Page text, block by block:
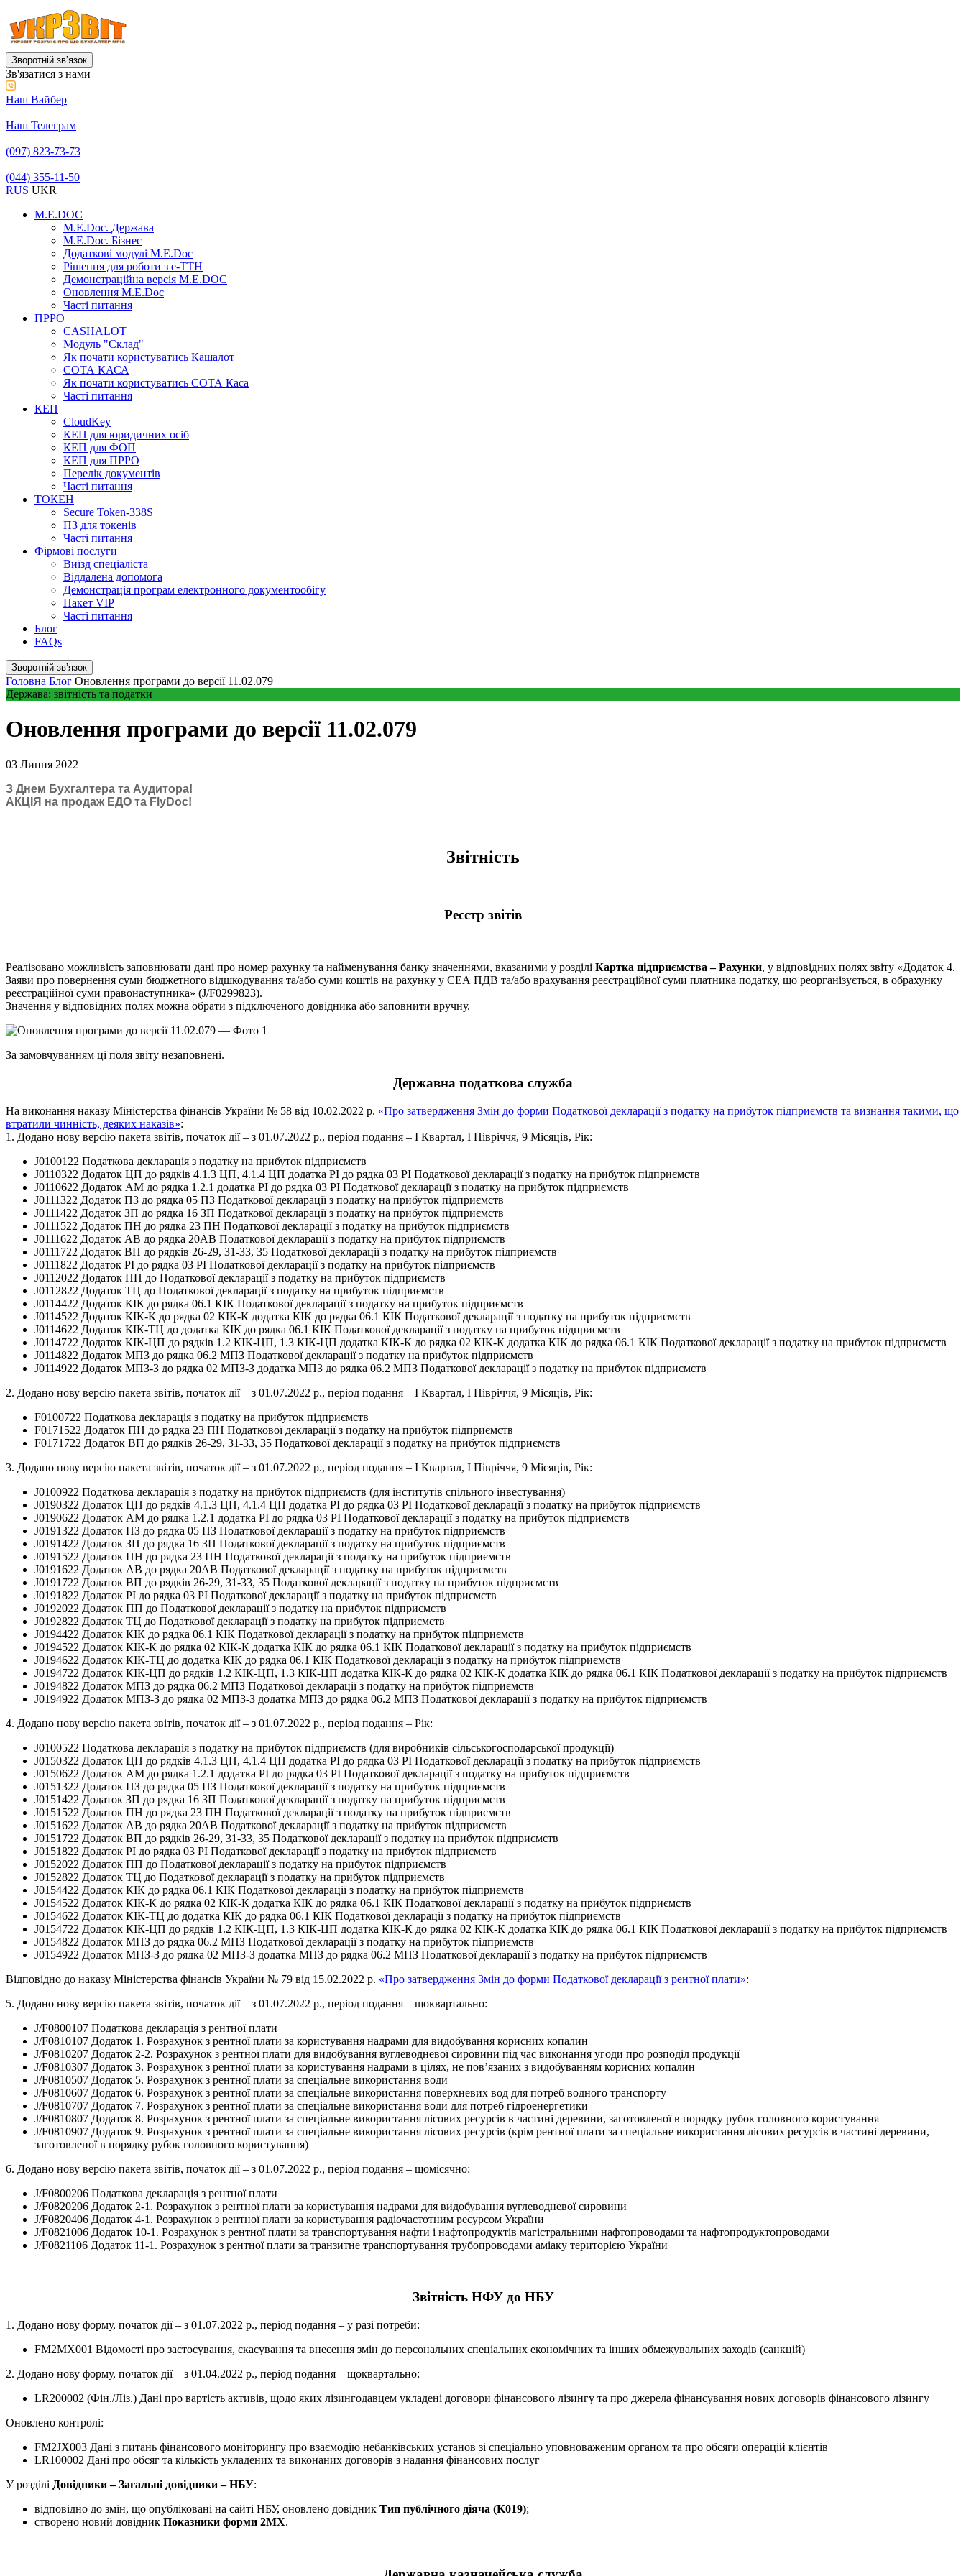
Зворотній звʼязок
Зв'язатися з нами
Наш Вайбер
Наш Телеграм
(097) 823-73-73
(044) 355-11-50
RUS UKR
M.E.DOC
M.E.Doc. Держава
M.E.Doc. Бізнес
Додаткові модулі M.E.Doc
Рішення для роботи з е-ТТН
Демонстраційна версія M.E.DOC
Оновлення M.E.Doc
Часті питання
ПРРО
CASHALOT
Модуль "Склад"
Як почати користуватись Кашалот
СОТА КАСА
Як почати користуватись СОТА Каса
Часті питання
КЕП
CloudKey
КЕП для юридичних осіб
КЕП для ФОП
КЕП для ПРРО
Перелік документів
Часті питання
ТОКЕН
Secure Token-338S
ПЗ для токенів
Часті питання
Фірмові послуги
Виїзд спеціаліста
Віддалена допомога
Демонстрація програм електронного документообігу
Пакет VIP
Часті питання
Блог
FAQs
Зворотній звʼязок
Головна Блог Оновлення програми до версії 11.02.079
Держава: звітність та податки
Оновлення програми до версії 11.02.079
03 Липня 2022
З Днем Бухгалтера та Аудитора!
АКЦІЯ на продаж ЕДО та FlyDoc!
Звітність
Реєстр звітів
Реалізовано можливість заповнювати дані про номер рахунку та найменування банку значеннями, вказаними у розділі Картка підприємства – Рахунки, у відповідних полях звіту «Додаток 4.
Заяви про повернення суми бюджетного відшкодування та/або суми коштів на рахунку у СЕА ПДВ та/або врахування реєстраційної суми платника податку, що реорганізується, в обрахунку
реєстраційної суми правонаступника» (J/F0299823).
Значення у відповідних полях можна обрати з підключеного довідника або заповнити вручну.
За замовчуванням ці поля звіту незаповнені.
Державна податкова служба
На виконання наказу Міністерства фінансів України № 58 від 10.02.2022 р. «Про затвердження Змін до форми Податкової декларації з податку на прибуток підприємств та визнання такими, що
втратили чинність, деяких наказів»:
1. Додано нову версію пакета звітів, початок дії – з 01.07.2022 р., період подання – І Квартал, І Півріччя, 9 Місяців, Рік:
J0100122 Податкова декларація з податку на прибуток підприємств
J0110322 Додаток ЦП до рядків 4.1.3 ЦП, 4.1.4 ЦП додатка РІ до рядка 03 РІ Податкової декларації з податку на прибуток підприємств
J0110622 Додаток АМ до рядка 1.2.1 додатка РІ до рядка 03 РІ Податкової декларації з податку на прибуток підприємств
J0111322 Додаток ПЗ до рядка 05 ПЗ Податкової декларації з податку на прибуток підприємств
J0111422 Додаток ЗП до рядка 16 ЗП Податкової декларації з податку на прибуток підприємств
J0111522 Додаток ПН до рядка 23 ПН Податкової декларації з податку на прибуток підприємств
J0111622 Додаток АВ до рядка 20АВ Податкової декларації з податку на прибуток підприємств
J0111722 Додаток ВП до рядків 26-29, 31-33, 35 Податкової декларації з податку на прибуток підприємств
J0111822 Додаток РІ до рядка 03 РІ Податкової декларації з податку на прибуток підприємств
J0112022 Додаток ПП до Податкової декларації з податку на прибуток підприємств
J0112822 Додаток ТЦ до Податкової декларації з податку на прибуток підприємств
J0114422 Додаток КІК до рядка 06.1 КІК Податкової декларації з податку на прибуток підприємств
J0114522 Додаток КІК-К до рядка 02 КІК-К додатка КІК до рядка 06.1 КІК Податкової декларації з податку на прибуток підприємств
J0114622 Додаток КІК-ТЦ до додатка КІК до рядка 06.1 КІК Податкової декларації з податку на прибуток підприємств
J0114722 Додаток КІК-ЦП до рядків 1.2 КІК-ЦП, 1.3 КІК-ЦП додатка КІК-К до рядка 02 КІК-К додатка КІК до рядка 06.1 КІК Податкової декларації з податку на прибуток підприємств
J0114822 Додаток МПЗ до рядка 06.2 МПЗ Податкової декларації з податку на прибуток підприємств
J0114922 Додаток МПЗ-З до рядка 02 МПЗ-З додатка МПЗ до рядка 06.2 МПЗ Податкової декларації з податку на прибуток підприємств
2. Додано нову версію пакета звітів, початок дії – з 01.07.2022 р., період подання – І Квартал, І Півріччя, 9 Місяців, Рік:
F0100722 Податкова декларація з податку на прибуток підприємств
F0171522 Додаток ПН до рядка 23 ПН Податкової декларації з податку на прибуток підприємств
F0171722 Додаток ВП до рядків 26-29, 31-33, 35 Податкової декларації з податку на прибуток підприємств
3. Додано нову версію пакета звітів, початок дії – з 01.07.2022 р., період подання – І Квартал, І Півріччя, 9 Місяців, Рік:
J0100922 Податкова декларація з податку на прибуток підприємств (для інститутів спільного інвестування)
J0190322 Додаток ЦП до рядків 4.1.3 ЦП, 4.1.4 ЦП додатка РІ до рядка 03 РІ Податкової декларації з податку на прибуток підприємств
J0190622 Додаток АМ до рядка 1.2.1 додатка РІ до рядка 03 РІ Податкової декларації з податку на прибуток підприємств
J0191322 Додаток ПЗ до рядка 05 ПЗ Податкової декларації з податку на прибуток підприємств
J0191422 Додаток ЗП до рядка 16 ЗП Податкової декларації з податку на прибуток підприємств
J0191522 Додаток ПН до рядка 23 ПН Податкової декларації з податку на прибуток підприємств
J0191622 Додаток АВ до рядка 20АВ Податкової декларації з податку на прибуток підприємств
J0191722 Додаток ВП до рядків 26-29, 31-33, 35 Податкової декларації з податку на прибуток підприємств
J0191822 Додаток РІ до рядка 03 РІ Податкової декларації з податку на прибуток підприємств
J0192022 Додаток ПП до Податкової декларації з податку на прибуток підприємств
J0192822 Додаток ТЦ до Податкової декларації з податку на прибуток підприємств
J0194422 Додаток КІК до рядка 06.1 КІК Податкової декларації з податку на прибуток підприємств
J0194522 Додаток КІК-К до рядка 02 КІК-К додатка КІК до рядка 06.1 КІК Податкової декларації з податку на прибуток підприємств
J0194622 Додаток КІК-ТЦ до додатка КІК до рядка 06.1 КІК Податкової декларації з податку на прибуток підприємств
J0194722 Додаток КІК-ЦП до рядків 1.2 КІК-ЦП, 1.3 КІК-ЦП додатка КІК-К до рядка 02 КІК-К додатка КІК до рядка 06.1 КІК Податкової декларації з податку на прибуток підприємств
J0194822 Додаток МПЗ до рядка 06.2 МПЗ Податкової декларації з податку на прибуток підприємств
J0194922 Додаток МПЗ-З до рядка 02 МПЗ-З додатка МПЗ до рядка 06.2 МПЗ Податкової декларації з податку на прибуток підприємств
4. Додано нову версію пакета звітів, початок дії – з 01.07.2022 р., період подання – Рік:
J0100522 Податкова декларація з податку на прибуток підприємств (для виробників сільськогосподарської продукції)
J0150322 Додаток ЦП до рядків 4.1.3 ЦП, 4.1.4 ЦП додатка РІ до рядка 03 РІ Податкової декларації з податку на прибуток підприємств
J0150622 Додаток АМ до рядка 1.2.1 додатка РІ до рядка 03 РІ Податкової декларації з податку на прибуток підприємств
J0151322 Додаток ПЗ до рядка 05 ПЗ Податкової декларації з податку на прибуток підприємств
J0151422 Додаток ЗП до рядка 16 ЗП Податкової декларації з податку на прибуток підприємств
J0151522 Додаток ПН до рядка 23 ПН Податкової декларації з податку на прибуток підприємств
J0151622 Додаток АВ до рядка 20АВ Податкової декларації з податку на прибуток підприємств
J0151722 Додаток ВП до рядків 26-29, 31-33, 35 Податкової декларації з податку на прибуток підприємств
J0151822 Додаток РІ до рядка 03 РІ Податкової декларації з податку на прибуток підприємств
J0152022 Додаток ПП до Податкової декларації з податку на прибуток підприємств
J0152822 Додаток ТЦ до Податкової декларації з податку на прибуток підприємств
J0154422 Додаток КІК до рядка 06.1 КІК Податкової декларації з податку на прибуток підприємств
J0154522 Додаток КІК-К до рядка 02 КІК-К додатка КІК до рядка 06.1 КІК Податкової декларації з податку на прибуток підприємств
J0154622 Додаток КІК-ТЦ до додатка КІК до рядка 06.1 КІК Податкової декларації з податку на прибуток підприємств
J0154722 Додаток КІК-ЦП до рядків 1.2 КІК-ЦП, 1.3 КІК-ЦП додатка КІК-К до рядка 02 КІК-К додатка КІК до рядка 06.1 КІК Податкової декларації з податку на прибуток підприємств
J0154822 Додаток МПЗ до рядка 06.2 МПЗ Податкової декларації з податку на прибуток підприємств
J0154922 Додаток МПЗ-З до рядка 02 МПЗ-З додатка МПЗ до рядка 06.2 МПЗ Податкової декларації з податку на прибуток підприємств
Відповідно до наказу Міністерства фінансів України № 79 від 15.02.2022 р. «Про затвердження Змін до форми Податкової декларації з рентної плати»:
5. Додано нову версію пакета звітів, початок дії – з 01.07.2022 р., період подання – щоквартально:
J/F0800107 Податкова декларація з рентної плати
J/F0810107 Додаток 1. Розрахунок з рентної плати за користування надрами для видобування корисних копалин
J/F0810207 Додаток 2-2. Розрахунок з рентної плати для видобування вуглеводневої сировини під час виконання угоди про розподіл продукції
J/F0810307 Додаток 3. Розрахунок з рентної плати за користування надрами в цілях, не пов’язаних з видобуванням корисних копалин
J/F0810507 Додаток 5. Розрахунок з рентної плати за спеціальне використання води
J/F0810607 Додаток 6. Розрахунок з рентної плати за спеціальне використання поверхневих вод для потреб водного транспорту
J/F0810707 Додаток 7. Розрахунок з рентної плати за спеціальне використання води для потреб гідроенергетики
J/F0810807 Додаток 8. Розрахунок з рентної плати за спеціальне використання лісових ресурсів в частині деревини, заготовленої в порядку рубок головного користування
J/F0810907 Додаток 9. Розрахунок з рентної плати за спеціальне використання лісових ресурсів (крім рентної плати за спеціальне використання лісових ресурсів в частині деревини,
заготовленої в порядку рубок головного користування)
6. Додано нову версію пакета звітів, початок дії – з 01.07.2022 р., період подання – щомісячно:
J/F0800206 Податкова декларація з рентної плати
J/F0820206 Додаток 2-1. Розрахунок з рентної плати за користування надрами для видобування вуглеводневої сировини
J/F0820406 Додаток 4-1. Розрахунок з рентної плати за користування радіочастотним ресурсом України
J/F0821006 Додаток 10-1. Розрахунок з рентної плати за транспортування нафти і нафтопродуктів магістральними нафтопроводами та нафтопродуктопроводами
J/F0821106 Додаток 11-1. Розрахунок з рентної плати за транзитне транспортування трубопроводами аміаку територією України
Звітність НФУ до НБУ
1. Додано нову форму, початок дії – з 01.07.2022 р., період подання – у разі потреби:
FM2MX001 Відомості про застосування, скасування та внесення змін до персональних спеціальних економічних та інших обмежувальних заходів (санкцій)
2. Додано нову форму, початок дії – з 01.04.2022 р., період подання – щоквартально:
LR200002 (Фін./Ліз.) Дані про вартість активів, щодо яких лізингодавцем укладені договори фінансового лізингу та про джерела фінансування нових договорів фінансового лізингу
Оновлено контролі:
FM2JX003 Дані з питань фінансового моніторингу про взаємодію небанківських установ зі спеціально уповноваженим органом та про обсяги операцій клієнтів
LR100002 Дані про обсяг та кількість укладених та виконаних договорів з надання фінансових послуг
У розділі Довідники – Загальні довідники – НБУ:
відповідно до змін, що опубліковані на сайті НБУ, оновлено довідник Тип публічного діяча (K019);
створено новий довідник Показники форми 2MX.